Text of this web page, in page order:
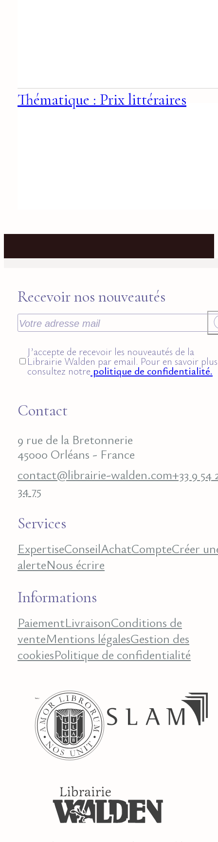
Thématique : Prix littéraires
Recevoir nos nouveautés
J’accepte de recevoir les nouveautés de la
Librairie Walden par email. Pour en savoir
consultez notre politique de confidentialité.
Contact
9 rue de la Bretonnerie
45000 Orléans - France
contact@librairie-walden.com+33 9 54
34 75
Services
ExpertiseConseilAchatCompteCréer
alerteNous écrire
Informations
PaiementLivraisonConditions de
venteMentions légalesGestion des
cookiesPolitique de confidentialité